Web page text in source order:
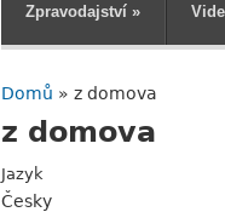
Zpravodajství »
Jste zde
Domů » z domova
z domova
Jazyk
Česky